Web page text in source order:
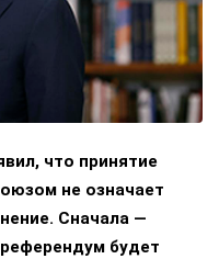
что принятие
не означает
Сначала —
будет